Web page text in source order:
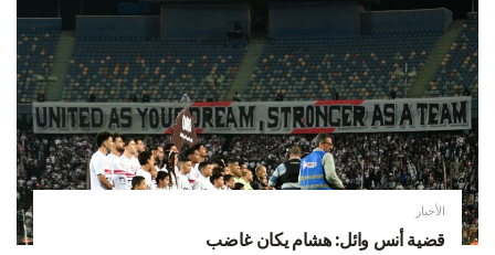
الأخبار
قضية أنس وائل: هشام يكان غاضب